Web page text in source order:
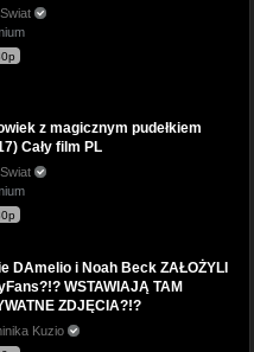
z magicznym pudełkiem
Cały film PL
DAmelio i Noah Beck ZAŁOŻYLI
WSTAWIAJĄ TAM
ZDJĘCIA?!?
Kuzio